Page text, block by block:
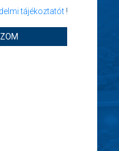
tájékoztatót!